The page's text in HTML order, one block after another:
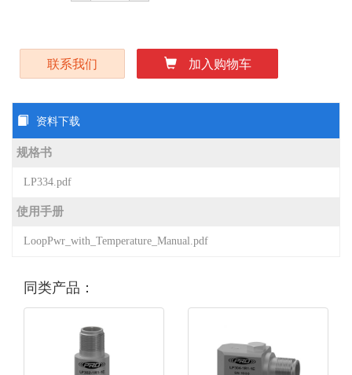
联系我们 加入购物车
资料下载
规格书
LP334.pdf
使用手册
LoopPwr_with_Temperature_Manual.pdf
同类产品：